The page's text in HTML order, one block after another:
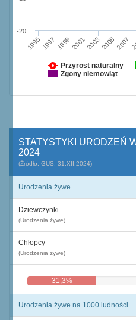
Przyrost naturalny
Zgony niemowląt
19951997 19992001200320052007
-20
STATYSTYKI URODZEŃ
2024
(Źródło: GUS, 31.XII.2024)
Urodzenia żywe
Dziewczynki
(Urodzenia żywe)
Chłopcy
(Urodzenia żywe)
31,3%
Urodzenia żywe na 1000 ludności